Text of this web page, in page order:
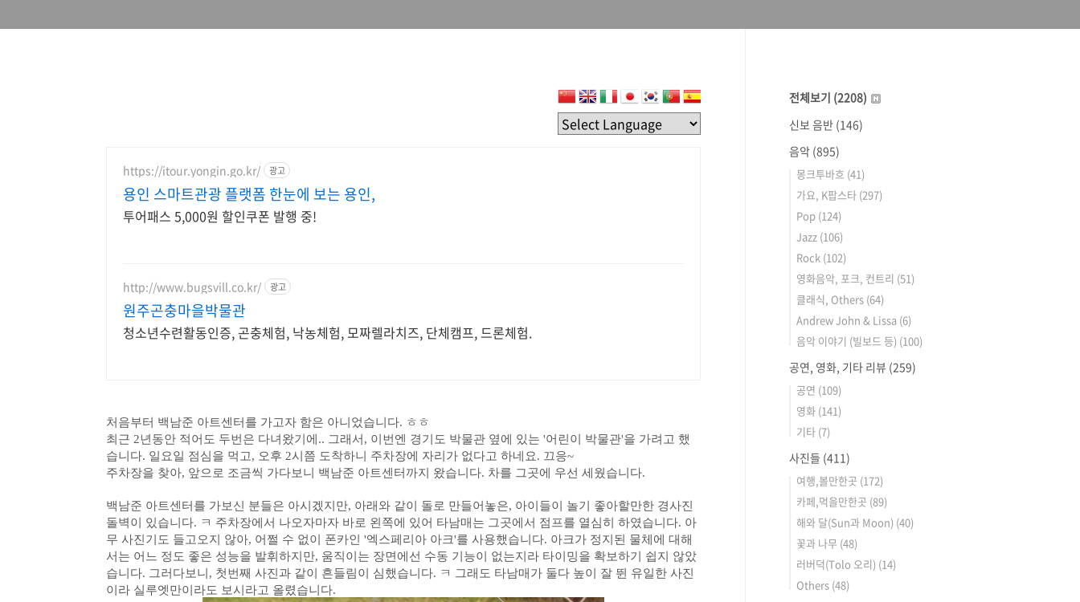
https://itour.yongin.go.kr/ 광고
용인 스마트관광 플랫폼 한눈에 보는 용인,
투어패스 5,000원 할인쿠폰 발행 중!
http://www.bugsvill.co.kr/ 광고
원주곤충마을박물관
청소년수련활동인증, 곤충체험, 낙농체험, 모짜렐라치즈, 단체캠프, 드론체험.
처음부터 백남준 아트센터를 가고자 함은 아니었습니다. ㅎㅎ
최근 2년동안 적어도 두번은 다녀왔기에.. 그래서, 이번엔 경기도 박물관 옆에 있는 '어린이 박물관'을 가려고 했
습니다. 일요일 점심을 먹고, 오후 2시쯤 도착하니 주차장에 자리가 없다고 하네요. 끄응~
주차장을 찾아, 앞으로 조금씩 가다보니 백남준 아트센터까지 왔습니다. 차를 그곳에 우선 세웠습니다.
백남준 아트센터를 가보신 분들은 아시겠지만, 아래와 같이 돌로 만들어놓은, 아이들이 놀기 좋아할만한 경사진
돌벽이 있습니다. ㅋ 주차장에서 나오자마자 바로 왼쪽에 있어 타남매는 그곳에서 점프를 열심히 하였습니다. 아
무 사진기도 들고오지 않아, 어쩔 수 없이 폰카인 '엑스페리아 아크'를 사용했습니다. 아크가 정지된 물체에 대해
서는 어느 정도 좋은 성능을 발휘하지만, 움직이는 장면에선 수동 기능이 없는지라 타이밍을 확보하기 쉽지 않았
습니다. 그러다보니, 첫번째 사진과 같이 흔들림이 심했습니다. ㅋ 그래도 타남매가 둘다 높이 잘 뛴 유일한 사진
이라 실루엣만이라도 보시라고 올렸습니다.
전체보기 (2208)
신보 음반 (146)
음악 (895)
몽크투바흐 (41)
가요, K팝스타 (297)
Pop (124)
Jazz (106)
Rock (102)
영화음악, 포크, 컨트리 (51)
클래식, Others (64)
Andrew John & Lissa (6)
음악 이야기 (빌보드 등) (100)
공연, 영화, 기타 리뷰 (259)
공연 (109)
영화 (141)
기타 (7)
사진들 (411)
여행,볼만한곳 (172)
카페,먹을만한곳 (89)
해와 달(Sun과 Moon) (40)
꽃과 나무 (48)
러버덕(Tolo 오리) (14)
Others (48)